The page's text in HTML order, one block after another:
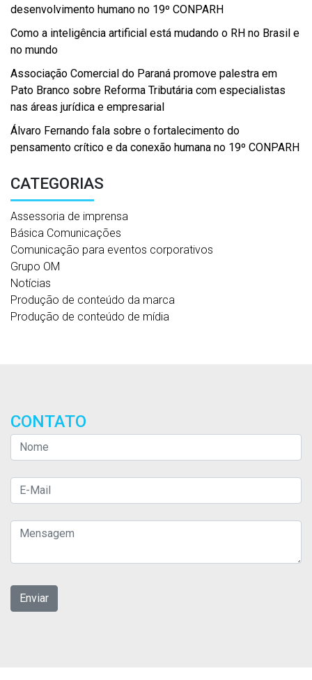
desenvolvimento humano no 19º CONPARH
Como a inteligência artificial está mudando o RH no Brasil e
no mundo
Associação Comercial do Paraná promove palestra em
Pato Branco sobre Reforma Tributária com especialistas
nas áreas jurídica e empresarial
Álvaro Fernando fala sobre o fortalecimento do
pensamento crítico e da conexão humana no 19º CONPARH
CATEGORIAS
Assessoria de imprensa
Básica Comunicações
Comunicação para eventos corporativos
Grupo OM
Notícias
Produção de conteúdo da marca
Produção de conteúdo de mídia
CONTATO